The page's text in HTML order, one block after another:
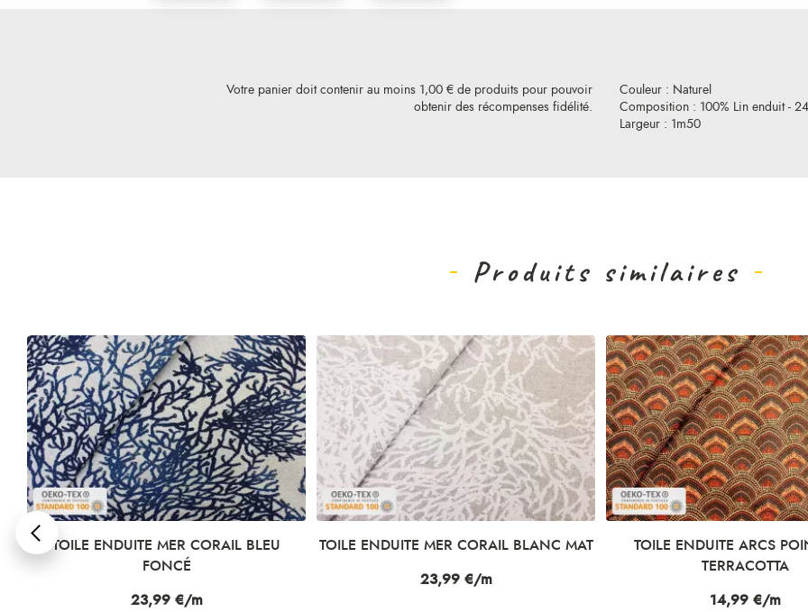
Votre panier doit contenir au moins 1,00 € de produits pour pouvoir
obtenir des récompenses fidélité.
Couleur : Naturel
Composition : 100% Lin enduit -
Largeur : 1m50
Produits similaires
TOILE ENDUITE MER CORAIL BLEU
FONCÉ
Prix
23,99 €/m
TOILE ENDUITE MER CORAIL BLANC MAT
Prix
23,99 €/m
TOILE ENDUITE ARCS
TERRACOTTA
Prix
14,99 €/m